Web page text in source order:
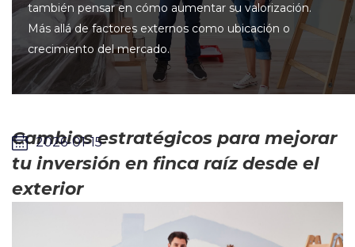
también pensar en cómo aumentar su valorización.
Más allá de factores externos como ubicación o
crecimiento del mercado.
2026-01-15
Cambios estratégicos para mejorar
tu inversión en finca raíz desde el
exterior